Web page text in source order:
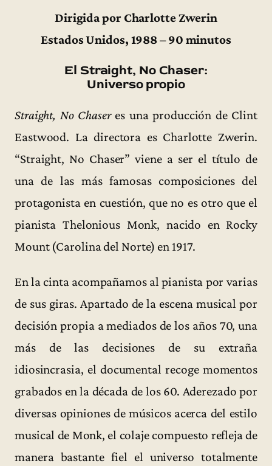
Dirigida por Charlotte Zwerin
Estados Unidos, 1988 – 90 minutos
El Straight, No Chaser:
Universo propio
Straight, No Chaseres una producción de Clint
Eastwood. La directora es Charlotte Zwerin.
“Straight, No Chaser” viene a ser el título de
una de las más famosas composiciones del
protagonista en cuestión, que no es otro que el
pianista Thelonious Monk, nacido en Rocky
Mount (Carolina del Norte) en 1917.
En la cinta acompañamos al pianista por varias
de sus giras. Apartado de la escena musical por
decisión propia a mediados de los años 70, una
más de las decisiones de su extraña
idiosincrasia, el documental recoge momentos
grabados en la década de los 60. Aderezado por
diversas opiniones de músicos acerca del estilo
musical de Monk, el colaje compuesto refleja de
manera bastante fiel el universo totalmente